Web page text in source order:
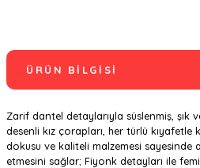
ÜRÜN BILGISI
Zarif dantel detaylarıyla süslenmiş, şık
desenli kız çorapları, her türlü
dokusu ve kaliteli malzemesi sayesinde
etmesini sağlar; Fiyonk detayları ile